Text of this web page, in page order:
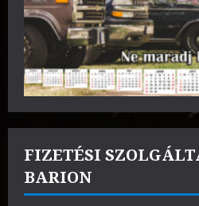
FIZETÉSI
BARION